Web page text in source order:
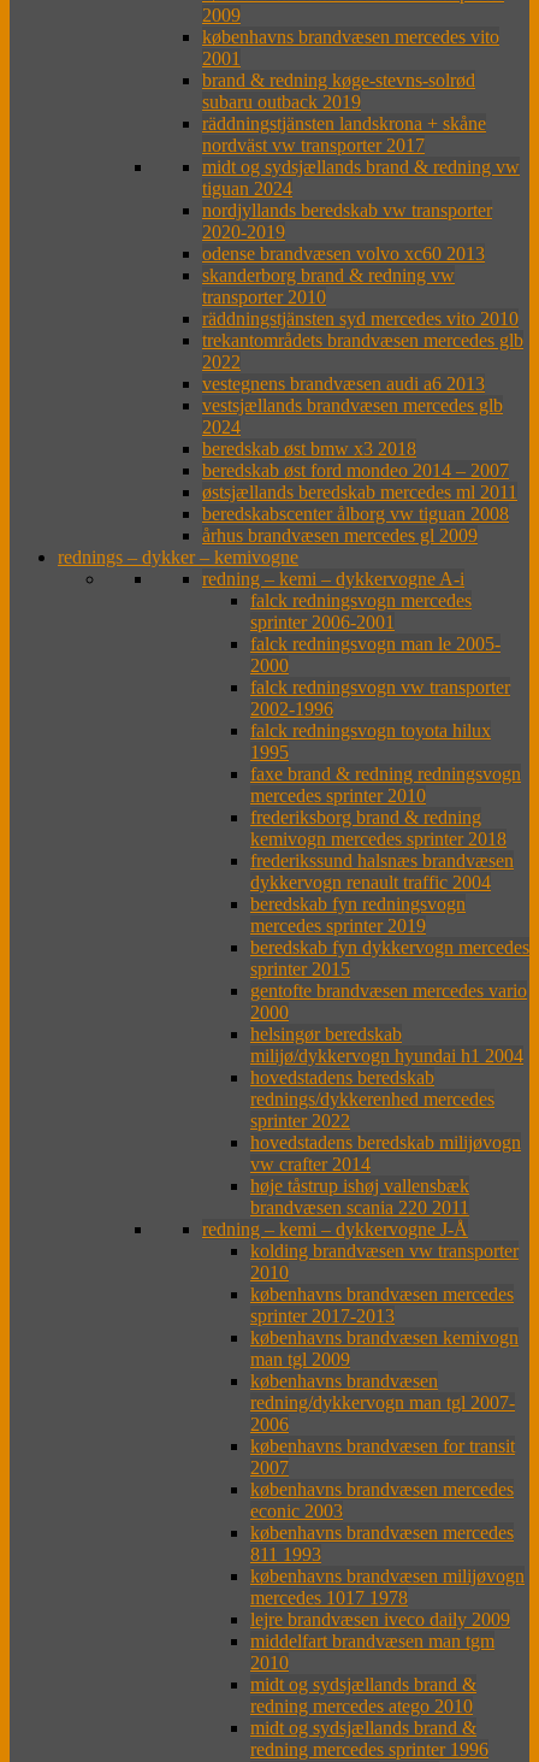
2009
københavns brandvæsen mercedes vito
2001
brand & redning køge-stevns-solrød
subaru outback 2019
räddningstjänsten landskrona + skåne
nordväst vw transporter 2017
midt og sydsjællands brand & redning vw
tiguan 2024
nordjyllands beredskab vw transporter
2020-2019
odense brandvæsen volvo xc60 2013
skanderborg brand & redning vw
transporter 2010
räddningstjänsten syd mercedes vito 2010
trekantområdets brandvæsen mercedes glb
2022
vestegnens brandvæsen audi a6 2013
vestsjællands brandvæsen mercedes glb
2024
beredskab øst bmw x3 2018
beredskab øst ford mondeo 2014 – 2007
østsjællands beredskab mercedes ml 2011
beredskabscenter ålborg vw tiguan 2008
århus brandvæsen mercedes gl 2009
rednings – dykker – kemivogne
redning – kemi – dykkervogne A-i
falck redningsvogn mercedes
sprinter 2006-2001
falck redningsvogn man le 2005-
2000
falck redningsvogn vw transporter
2002-1996
falck redningsvogn toyota hilux
1995
faxe brand & redning redningsvogn
mercedes sprinter 2010
frederiksborg brand & redning
kemivogn mercedes sprinter 2018
frederikssund halsnæs brandvæsen
dykkervogn renault traffic 2004
beredskab fyn redningsvogn
mercedes sprinter 2019
beredskab fyn dykkervogn mercedes
sprinter 2015
gentofte brandvæsen mercedes vario
2000
helsingør beredskab
milijø/dykkervogn hyundai h1 2004
hovedstadens beredskab
rednings/dykkerenhed mercedes
sprinter 2022
hovedstadens beredskab milijøvogn
vw crafter 2014
høje tåstrup ishøj vallensbæk
brandvæsen scania 220 2011
redning – kemi – dykkervogne J-Å
kolding brandvæsen vw transporter
2010
københavns brandvæsen mercedes
sprinter 2017-2013
københavns brandvæsen kemivogn
man tgl 2009
københavns brandvæsen
redning/dykkervogn man tgl 2007-
2006
københavns brandvæsen for transit
2007
københavns brandvæsen mercedes
econic 2003
københavns brandvæsen mercedes
811 1993
københavns brandvæsen milijøvogn
mercedes 1017 1978
lejre brandvæsen iveco daily 2009
middelfart brandvæsen man tgm
2010
midt og sydsjællands brand &
redning mercedes atego 2010
midt og sydsjællands brand &
redning mercedes sprinter 1996